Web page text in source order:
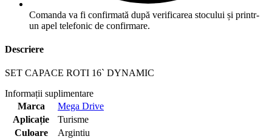
Comanda va fi confirmată după verificarea stocului și printr-
un apel telefonic de confirmare.
Descriere
SET CAPACE ROTI 16` DYNAMIC
Informații suplimentare
Marca
Mega Drive
Aplicație
Turisme
Culoare
Argintiu